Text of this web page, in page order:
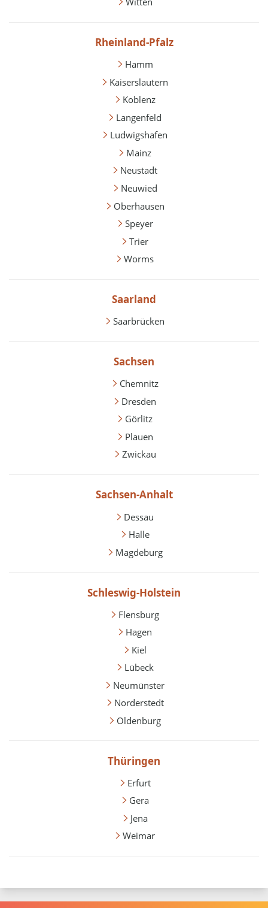
Rheinland-Pfalz
Hamm
Kaiserslautern
Koblenz
Langenfeld
Ludwigshafen
Mainz
Neustadt
Neuwied
Oberhausen
Speyer
Trier
Worms
Saarland
Saarbrücken
Sachsen
Chemnitz
Dresden
Görlitz
Plauen
Zwickau
Sachsen-Anhalt
Dessau
Halle
Magdeburg
Schleswig-Holstein
Flensburg
Hagen
Kiel
Lübeck
Neumünster
Norderstedt
Oldenburg
Thüringen
Erfurt
Gera
Jena
Weimar